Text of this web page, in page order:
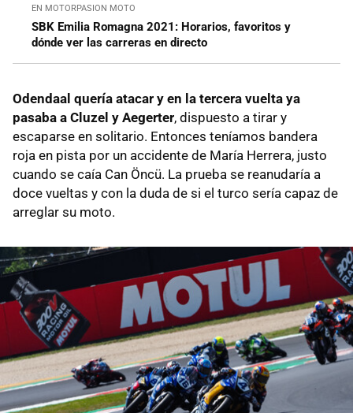
EN MOTORPASION MOTO
SBK Emilia Romagna 2021: Horarios, favoritos y
dónde ver las carreras en directo
Odendaal quería atacar y en la tercera vuelta ya
pasaba a Cluzel y Aegerter, dispuesto a tirar y
escaparse en solitario. Entonces teníamos bandera
roja en pista por un accidente de María Herrera, justo
cuando se caía Can Öncü. La prueba se reanudaría a
doce vueltas y con la duda de si el turco sería capaz de
arreglar su moto.